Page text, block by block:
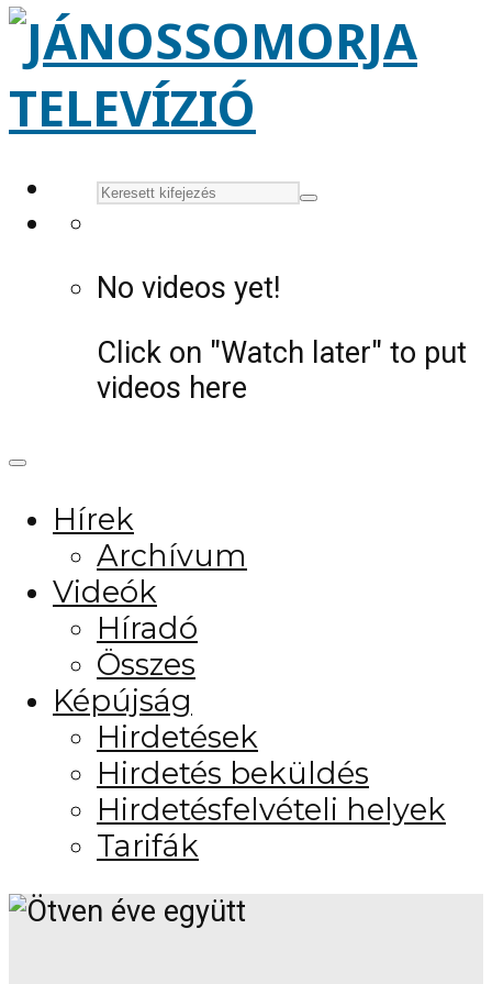
No videos yet!
Click on "Watch later" to put
videos here
Hírek
Archívum
Videók
Híradó
Összes
Képújság
Hirdetések
Hirdetés beküldés
Hirdetésfelvételi helyek
Tarifák